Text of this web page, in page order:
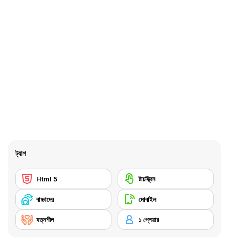
ট্যাগ
Html 5 টাচস্ক্রিন
বাচ্চাদের মোবাইল
যত্নশীল ১ প্লেয়ার